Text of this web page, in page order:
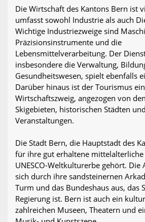
Die Wirtschaft des Kantons Bern ist
umfasst sowohl Industrie als auch
Wichtige Industriezweige sind
Präzisionsinstrumente und die
Lebensmittelverarbeitung. Der
insbesondere die Verwaltung,
Gesundheitswesen, spielt ebenfalls
Darüber hinaus ist der Tourismus
Wirtschaftszweig, angezogen von
Skigebieten, historischen Städten
Veranstaltungen.
Die Stadt Bern, die Hauptstadt des
für ihre gut erhaltene
UNESCO-Weltkulturerbe gehört. Die
sich durch ihre sandsteinernen
Turm und das Bundeshaus aus, das
Regierung ist. Bern ist auch ein
zahlreichen Museen, Theatern und